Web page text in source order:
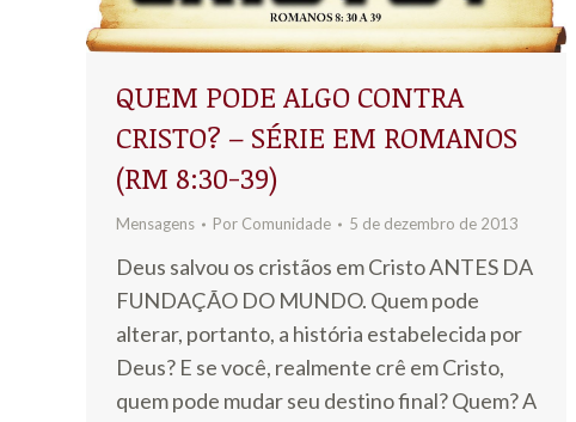
QUEM PODE ALGO CONTRA
CRISTO? – SÉRIE EM ROMANOS
(RM 8:30-39)
Mensagens Por Comunidade 5 de dezembro de 2013
Deus salvou os cristãos em Cristo ANTES DA
FUNDAÇÃO DO MUNDO. Quem pode
alterar, portanto, a história estabelecida por
Deus? E se você, realmente crê em Cristo,
quem pode mudar seu destino final? Quem? A